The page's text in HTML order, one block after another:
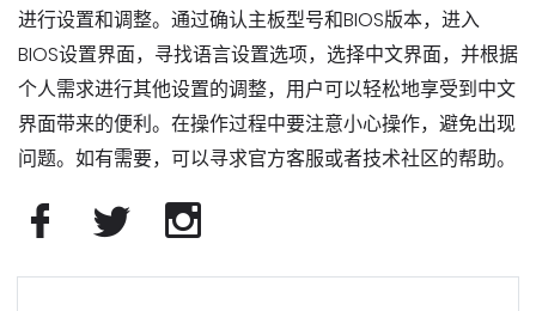
进行设置和调整。通过确认主板型号和BIOS版本，进入
BIOS设置界面，寻找语言设置选项，选择中文界面，并根据
个人需求进行其他设置的调整，用户可以轻松地享受到中文
界面带来的便利。在操作过程中要注意小心操作，避免出现
问题。如有需要，可以寻求官方客服或者技术社区的帮助。